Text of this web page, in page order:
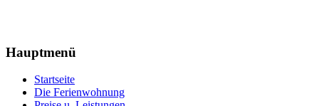
Hauptmenü
Startseite
Die Ferienwohnung